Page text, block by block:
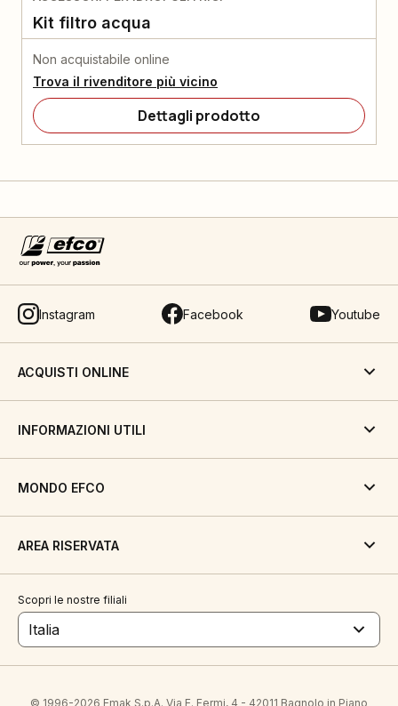
Kit filtro acqua
Non acquistabile online
Trova il rivenditore più vicino
Dettagli prodotto
Instagram Facebook Youtube
ACQUISTI ONLINE
INFORMAZIONI UTILI
MONDO EFCO
AREA RISERVATA
Scopri le nostre filiali
Italia
© 1996-2026 Emak S.p.A. Via E. Fermi, 4 - 42011 Bagnolo in Piano